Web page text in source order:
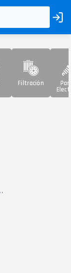
Filtración